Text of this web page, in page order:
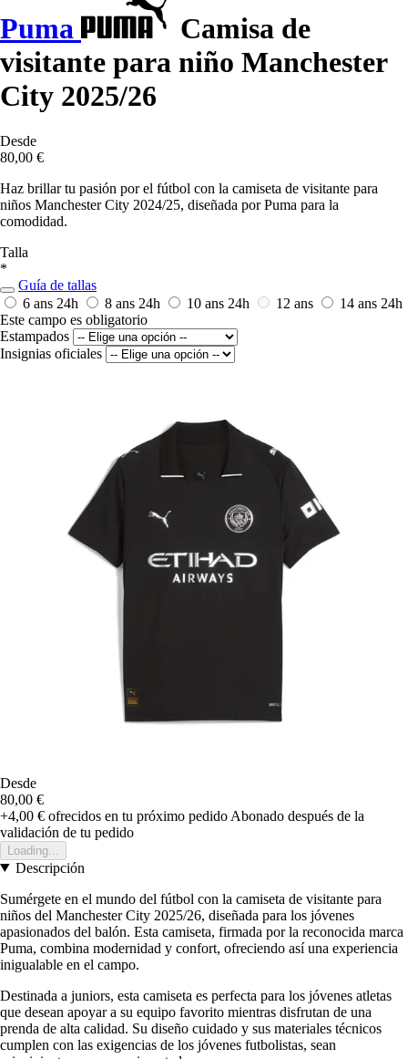
Puma
Camisa de
visitante para niño Manchester
City 2025/26
Desde
80,00 €
Haz brillar tu pasión por el fútbol con la camiseta de visitante para
niños Manchester City 2024/25, diseñada por Puma para la
comodidad.
Talla
*
Guía de tallas
6 ans 24h 8 ans 24h 10 ans 24h 12 ans 14 ans 24h
Este campo es obligatorio
Estampados
Insignias oficiales
Desde
80,00 €
+4,00 € ofrecidos en tu próximo pedido Abonado después de la
validación de tu pedido
Loading...
Descripción
Sumérgete en el mundo del fútbol con la camiseta de visitante para
niños del Manchester City 2025/26, diseñada para los jóvenes
apasionados del balón. Esta camiseta, firmada por la reconocida marca
Puma, combina modernidad y confort, ofreciendo así una experiencia
inigualable en el campo.
Destinada a juniors, esta camiseta es perfecta para los jóvenes atletas
que desean apoyar a su equipo favorito mientras disfrutan de una
prenda de alta calidad. Su diseño cuidado y sus materiales técnicos
cumplen con las exigencias de los jóvenes futbolistas, sean